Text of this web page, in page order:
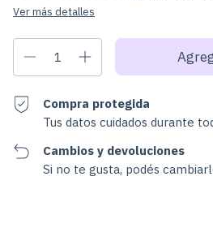
Ver más detalles
Compra protegida
Tus datos cuidados durante
Cambios y devoluciones
Si no te gusta, podés